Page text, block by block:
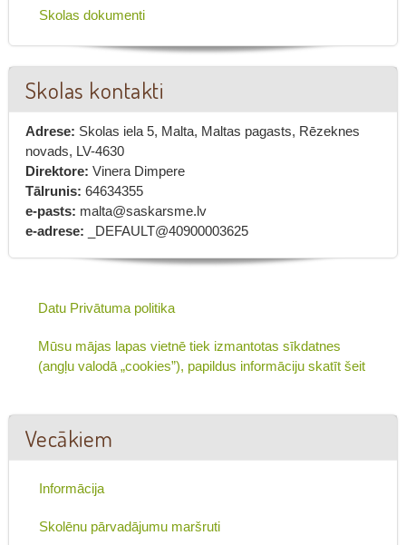
Skolas dokumenti
Skolas kontakti
Adrese: Skolas iela 5, Malta, Maltas pagasts, Rēzeknes
novads, LV-4630
Direktore: Vinera Dimpere
Tālrunis: 64634355
e-pasts: malta@saskarsme.lv
e-adrese: _DEFAULT@40900003625
Datu Privātuma politika
Mūsu mājas lapas vietnē tiek izmantotas sīkdatnes
(angļu valodā „cookies”), papildus informāciju skatīt šeit
Vecākiem
Informācija
Skolēnu pārvadājumu maršruti